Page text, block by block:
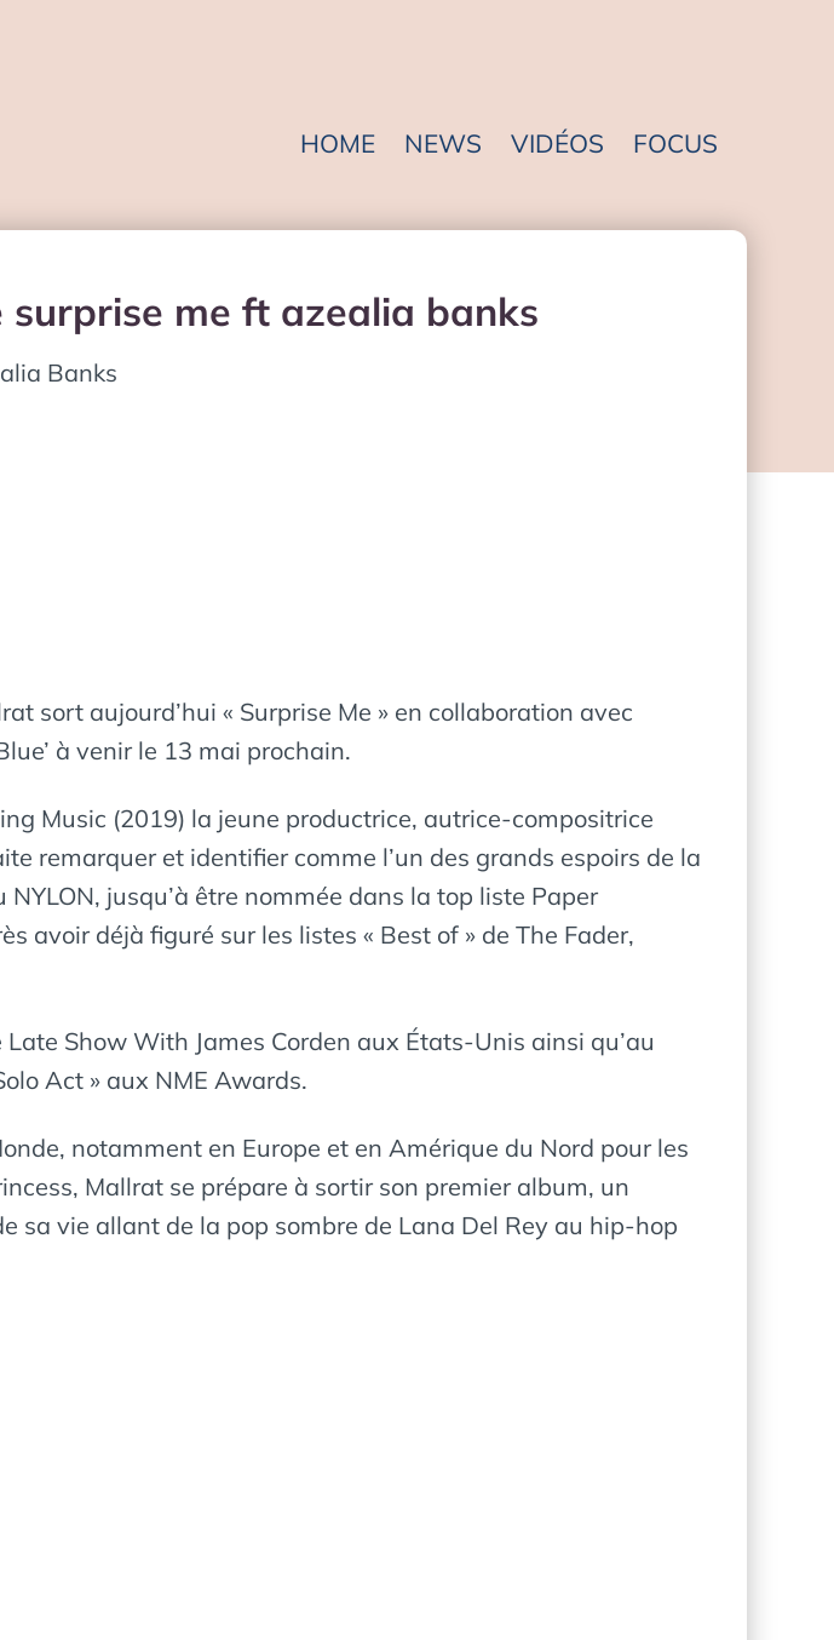
HOME NEWS VIDÉOS FOCUS
me ft azealia banks
Banks
sort aujourd’hui « Surprise Me » en collaboration avec
à venir le 13 mai prochain.
Music (2019) la jeune productrice, autrice-compositrice
remarquer et identifier comme l’un des grands espoirs de la
jusqu’à être nommée dans la top liste Paper
avoir déjà figuré sur les listes « Best of » de The Fader,
Show With James Corden aux États-Unis ainsi qu’au
Act » aux NME Awards.
notamment en Europe et en Amérique du Nord pour les
Mallrat se prépare à sortir son premier album, un
sa vie allant de la pop sombre de Lana Del Rey au hip-hop